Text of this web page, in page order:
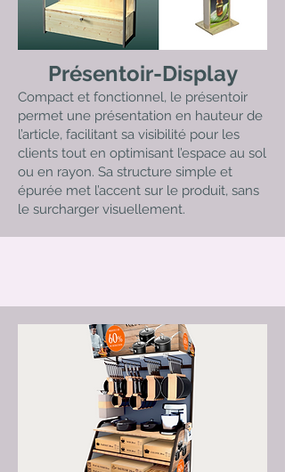
Présentoir-Display
Compact et fonctionnel, le présentoir
permet une présentation en hauteur de
l’article, facilitant sa visibilité pour les
clients tout en optimisant l’espace au sol
ou en rayon. Sa structure simple et
épurée met l’accent sur le produit, sans
le surcharger visuellement.